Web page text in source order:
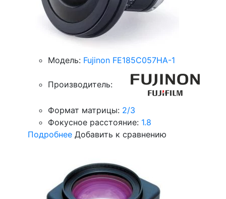
Модель: Fujinon FE185C057HA-1
Производитель:
Формат матрицы: 2/3
Фокусное расстояние: 1.8
Подробнее Добавить к сравнению